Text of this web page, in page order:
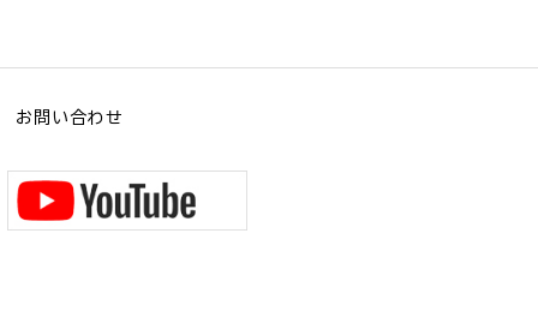
お問い合わせ